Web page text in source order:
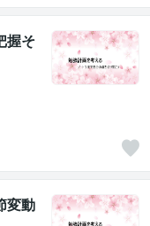
握そ
変動